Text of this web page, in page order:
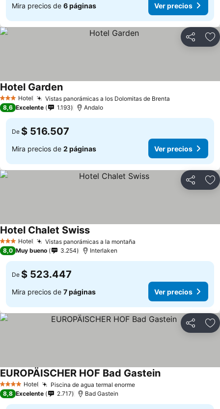
Mira precios de 6 páginas Ver precios
Compartir
3 Estrellas
Hotel Vistas panorámicas a los Dolomitas de Brenta
Hotel Garden
8,6 Excelente 1.193 Andalo
De $ 516.507
Mira precios de 2 páginas Ver precios
Compartir
3 Estrellas
Hotel Vistas panorámicas a la montaña
Hotel Chalet Swiss
8,0 Muy bueno 3.254 Interlaken
De $ 523.447
Mira precios de 7 páginas Ver precios
Compartir
4 EstrellasHotel Piscina de agua termal enorme
EUROPÄISCHER HOF Bad Gastein
8,8 Excelente 2.717 Bad Gastein